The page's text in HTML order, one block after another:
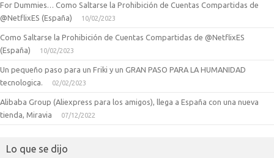
For Dummies… Como Saltarse la Prohibición de Cuentas Compartidas de
@NetflixES (España)
10/02/2023
Como Saltarse la Prohibición de Cuentas Compartidas de @NetflixES
(España)
10/02/2023
Un pequeño paso para un Friki y un GRAN PASO PARA LA HUMANIDAD
tecnologica.
02/02/2023
Alibaba Group (Aliexpress para los amigos), llega a España con una nueva
tienda, Miravia
07/12/2022
Lo que se dijo